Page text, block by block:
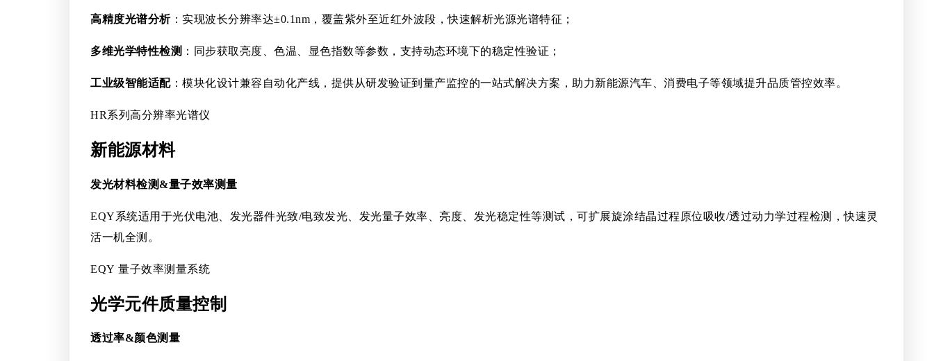
高精度光谱分析：实现波长分辨率达±0.1nm，覆盖紫外至近红外波段，快速解析光源光谱特征；
多维光学特性检测 ：同步获取亮度、色温、显色指数等参数，支持动态环境下的稳定性验证；
工业级智能适配：模块化设计兼容自动化产线，提供从研发验证到量产监控的一站式解决方案，助力新能源汽车、消费电子等领域提升品质管控效率。
HR系列高分辨率光谱仪
新能源材料
发光材料检测&量子效率测量
EQY系统适用于光伏电池、发光器件光致/电致发光、发光量子效率、亮度、发光稳定性等测试，可扩展旋涂结晶过程原位吸收/透过动力学过程检测，快速灵
活一机全测。
EQY 量子效率测量系统
光学元件质量控制
透过率&颜色测量